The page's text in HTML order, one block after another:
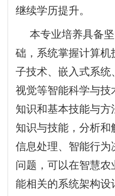
继续学历提升。
本专业培养具备
础，系统掌握计算
子技术、嵌入式系
视觉等智能科学与
知识和基本技能与
知识与技能，分析
信息处理、智能行
问题，可以在智慧
能相关的系统架构设